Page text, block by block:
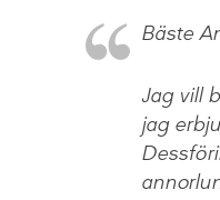
Bäste
Jag vill
jag